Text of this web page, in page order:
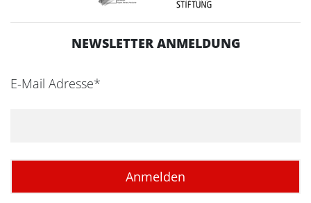
NEWSLETTER ANMELDUNG
E-Mail Adresse*